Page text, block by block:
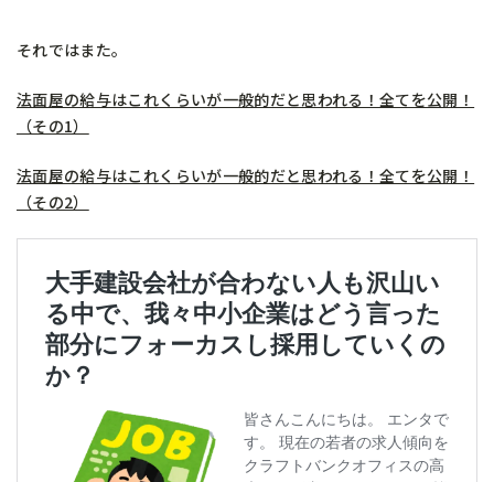
それではまた。
法面屋の給与はこれくらいが一般的だと思われる！全てを公開！
（その1）
法面屋の給与はこれくらいが一般的だと思われる！全てを公開！
（その2）